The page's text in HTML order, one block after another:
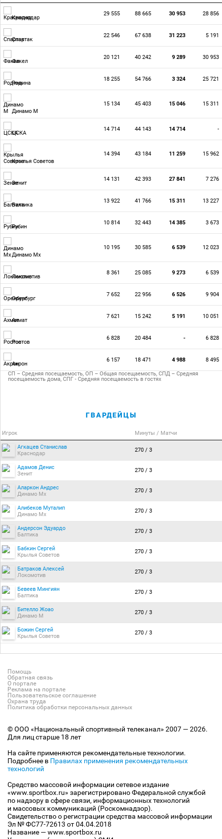
Краснодар
29 555 88 665 30 953 28 856
Спартак
22 546 67 638 31 223 5 191
Факел
20 121 40 242 9 289 30 953
Родина
18 255 54 766 3 324 25 721
Динамо М
15 134 45 403 15 046 15 311
ЦСКА
14 714 44 143 14 714 -
Крылья Советов
14 394 43 184 11 259 15 962
Зенит
14 131 42 393 27 841 7 276
Балтика
13 922 41 766 15 311 13 227
Рубин
10 814 32 443 14 385 3 673
Динамо Мх
10 195 30 585 6 539 12 023
Локомотив
8 361 25 085 9 273 6 539
Оренбург
7 652 22 956 6 526 9 904
Ахмат
7 621 15 242 5 191 10 051
Ростов
6 828 20 484 - 6 828
Акрон
6 157 18 471 4 988 8 495
СП – Средняя посещаемость, ОП – Общая посещаемость, СПД – Средняя
посещаемость дома, СПГ - Средняя посещаемость в гостях
ГВАРДЕЙЦЫ
Игрок Минуты / Матчи
Агкацев Станислав
Краснодар
270 / 3
Адамов Денис
Зенит
270 / 3
Аларкон Андрес
Динамо Мх
270 / 3
Алибеков Муталип
Динамо Мх
270 / 3
Андерсон Эдуардо
Балтика
270 / 3
Бабкин Сергей
Крылья Советов
270 / 3
Батраков Алексей
Локомотив
270 / 3
Бевеев Мингиян
Балтика
270 / 3
Бителло Жоао
Динамо М
270 / 3
Божин Сергей
Крылья Советов
270 / 3
Помощь
Обратная связь
О портале
Реклама на портале
Пользовательское соглашение
Охрана труда
Политика обработки персональных данных
© ООО «Национальный спортивный телеканал» 2007 — 2026.
Для лиц старше 18 лет
На сайте применяются рекомендательные технологии.
Подробнее в Правилах применения рекомендательных
технологий
Средство массовой информации сетевое издание
«www.sportbox.ru» зарегистрировано Федеральной службой
по надзору в сфере связи, информационных технологий
и массовых коммуникаций (Роскомнадзор).
Свидетельство о регистрации средства массовой информации
Эл № ФС77-72613 от 04.04.2018
Название — www.sportbox.ru